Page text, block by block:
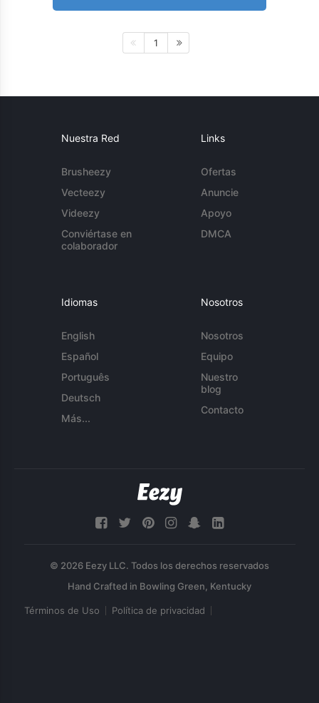
1
Nuestra Red
Brusheezy
Vecteezy
Videezy
Conviértase en
colaborador
Links
Ofertas
Anuncie
Apoyo
DMCA
Idiomas
English
Español
Português
Deutsch
Más...
Nosotros
Nosotros
Equipo
Nuestro
blog
Contacto
© 2026 Eezy LLC. Todos los derechos reservados
Términos de Uso Política de privacidad